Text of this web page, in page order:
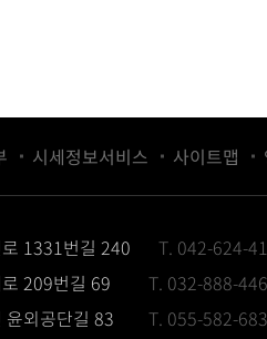
시세정보서비스 사이트맵
1331번길 240 T. 042-624-
209번길 69 T. 032-888-
윤외공단길 83 T. 055-582-